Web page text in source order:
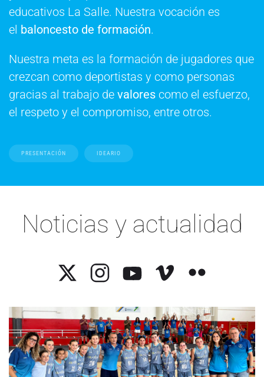
educativos La Salle. Nuestra vocación es
el baloncesto de formación.
Nuestra meta es la formación de jugadores que
crezcan como deportistas y como personas
gracias al trabajo de valores como el esfuerzo,
el respeto y el compromiso, entre otros.
PRESENTACIÓN IDEARIO
Noticias y actualidad